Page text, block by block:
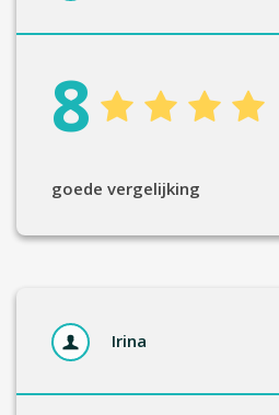
8
goede vergelijking
Irina